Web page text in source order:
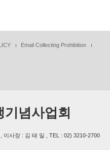
Email Collecting Prohibition
념사업회
이사장 : 김 태 일 , TEL : 02) 3210-2700